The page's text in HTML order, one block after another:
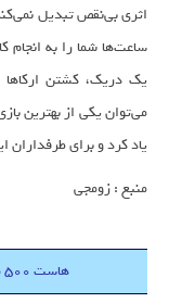
اثری بی‌نقص تبدیل
ساعت‌ها شما را به
می‌توان یکی از بهترین
یاد کرد و برای
منبع : زومجی
هاست 500 مگابایت + دامین IR فقط 18000 تومان